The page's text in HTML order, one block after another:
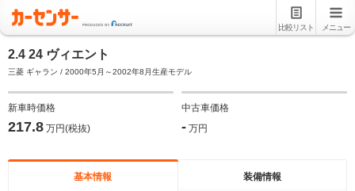
比較リスト メニュー
2.4 24 ヴィエント
三菱 ギャラン / 2000年5月～2002年8月生産モデル
新車時価格
217.8 万円(税抜)
中古車価格
- 万円
基本情報 装備情報